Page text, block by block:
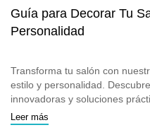
Guía para Decorar Tu
Personalidad
Transforma tu salón con
estilo y personalidad.
innovadoras y soluciones
Leer más